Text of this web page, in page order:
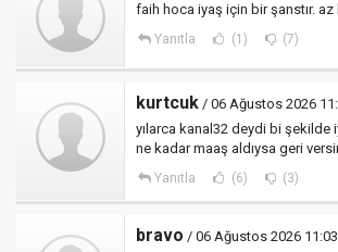
faih hoca iyaş için bir şanstır. az
Yanıtla (1) (7)
kurtcuk / 06 Ağustos 2026
yılarca kanal32 deydi bi şekilde
ne kadar maaş aldıysa geri
Yanıtla (6) (3)
bravo / 06 Ağustos 2026 11:03